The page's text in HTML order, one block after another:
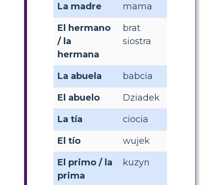
La madre
mama
El hermano
/ la
hermana
brat
siostra
La abuela
babcia
El abuelo
Dziadek
La tía
ciocia
El tío
wujek
El primo / la
prima
kuzyn